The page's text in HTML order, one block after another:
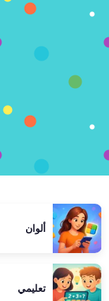
ألوان
تعليمي